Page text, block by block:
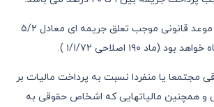
عدم پرداخت مالیات موعد قانونی موجب تعلق جریمه ای معادل ٥/٢
(ماد ١٩٠ اصلاحی ١/١/٧٢ ).
مجتمعا یا منفردا نسبت به پرداخت مالیات بر
و همچنین مالیاتهایی که اشخاص حقوقی به